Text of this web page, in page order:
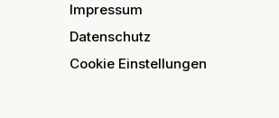
Impressum
Datenschutz
Cookie Einstellungen